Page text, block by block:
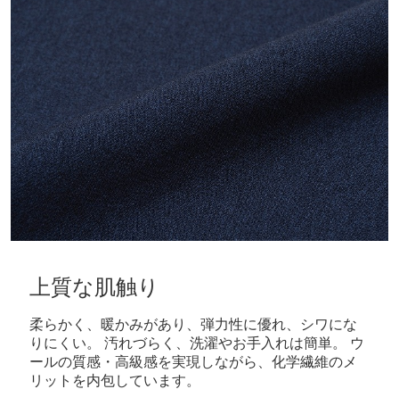
上質な肌触り
柔らかく、暖かみがあり、弾力性に優れ、シワにな
りにくい。 汚れづらく、洗濯やお手入れは簡単。 ウ
ールの質感・高級感を実現しながら、化学繊維のメ
リットを内包しています。